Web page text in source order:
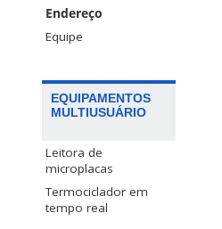
Endereço
Equipe
EQUIPAMENTOS
MULTIUSUÁRIO
Leitora de
microplacas
Termociclador em
tempo real